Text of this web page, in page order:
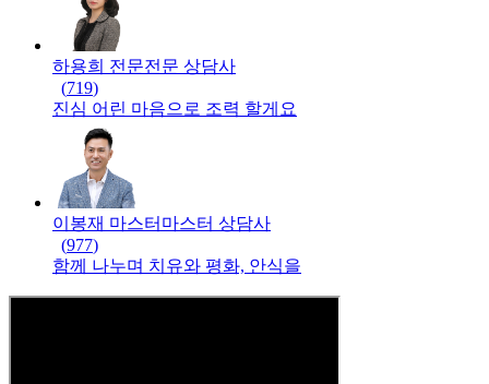
하용희 전문전문 상담사
(719)
진심 어린 마음으로 조력 할게요
이봉재 마스터 마스터 상담사
(977)
함께 나누며 치유와 평화, 안식을